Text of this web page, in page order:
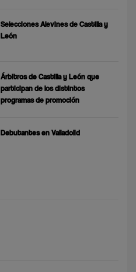
Selecciones Alevines de Castilla y
León
Árbitros de Castilla y León que
participan de los distintos
programas de promoción
Debutantes en Valladolid